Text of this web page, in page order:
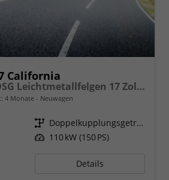
California
2.0 TDI 110 kW DSG Leichtmetallfelgen 17 Zoll, Markise mit Schiene und Gehäuse links, 5 Sitze, Klima, Jahre Werksgarantie,
4 Monate Neuwagen
Getriebe
Doppelkupplungsgetriebe (DSG)
Leistung 110 kW (150 PS)
Details